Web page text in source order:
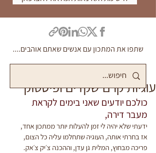
שתפו את המתכון עם אנשים שאתם אוהבים....
עוגיות קרם שקדים ופיסטוק
כולכם יודעים שאני בימים לקראת
מעבר דירה,
ידעתי שלא יהיה לי זמן להעלות יותר ממתכון אחד,
אז בחרתי אותה, העוגיה שתחלמו עליה כל הצום,
פריכה מבחוץ, המלית גן עדן, וההכנה צ׳יק צ׳אק.